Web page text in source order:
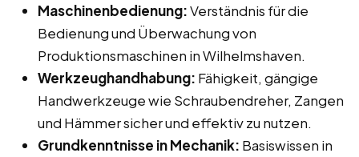
Maschinenbedienung:Verständnis für die
Bedienung und Überwachung von
Produktionsmaschinen in Wilhelmshaven.
Werkzeughandhabung: Fähigkeit, gängige
Handwerkzeuge wie Schraubendreher, Zangen
und Hämmer sicher und effektiv zu nutzen.
Grundkenntnisse in Mechanik: Basiswissen in